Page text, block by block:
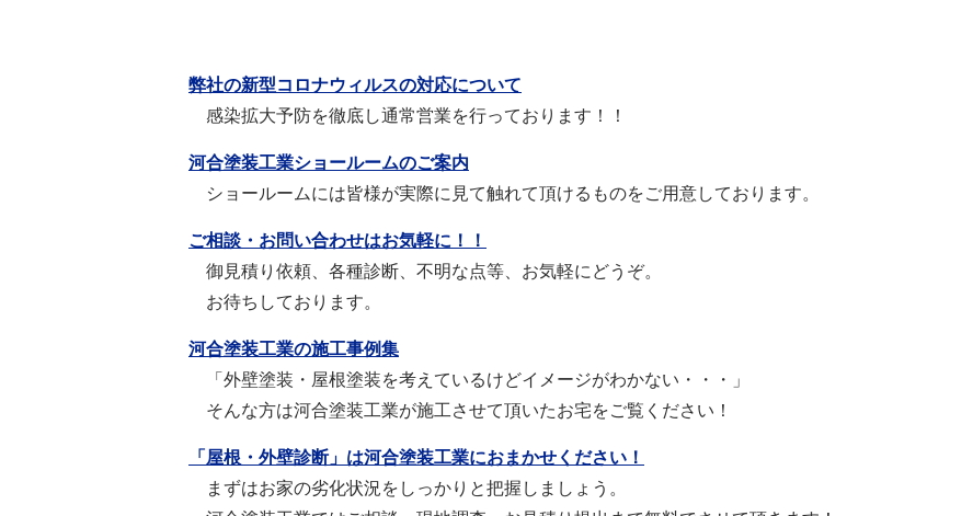
弊社の新型コロナウィルスの対応について
感染拡大予防を徹底し通常営業を行っております！！
河合塗装工業ショールームのご案内
ショールームには皆様が実際に見て触れて頂けるものをご用意しております。
ご相談・お問い合わせはお気軽に！！
御見積り依頼、各種診断、不明な点等、お気軽にどうぞ。
お待ちしております。
河合塗装工業の施工事例集
「外壁塗装・屋根塗装を考えているけどイメージがわかない・・・」
そんな方は河合塗装工業が施工させて頂いたお宅をご覧ください！
「屋根・外壁診断」は河合塗装工業におまかせください！
まずはお家の劣化状況をしっかりと把握しましょう。